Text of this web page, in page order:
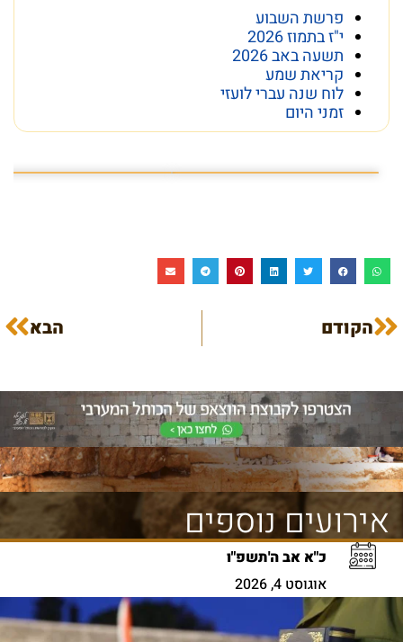
פרשת השבוע
י"ז בתמוז 2026
תשעה באב 2026
קריאת שמע
לוח שנה עברי לועזי
זמני היום
הקודם הבא
אירועים נוספים
כ"א אב ה'תשפ"ו
אוגוסט 4, 2026